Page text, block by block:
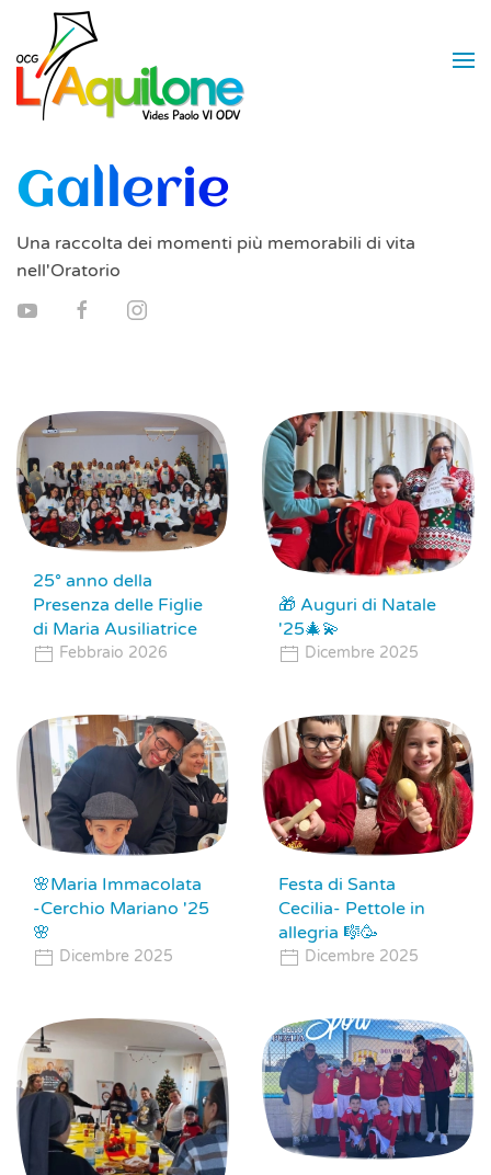
Skip to main content
Gallerie
Una raccolta dei momenti più memorabili di vita
nell'Oratorio
25° anno della
Presenza delle Figlie
di Maria Ausiliatrice
Febbraio 2026
🎁 Auguri di Natale
'25🎄💫
Dicembre 2025
🌸Maria Immacolata
-Cerchio Mariano '25
🌸
Dicembre 2025
Festa di Santa
Cecilia- Pettole in
allegria 🎼🥳
Dicembre 2025